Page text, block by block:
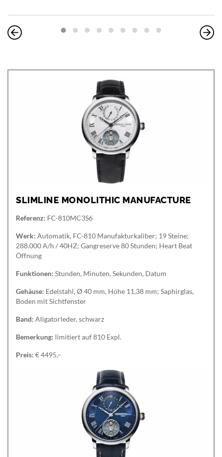
SLIMLINE MONOLITHIC MANUFACTURE
Referenz: FC-810MC3S6
Werk: Automatik, FC-810 Manufakturkaliber; 19 Steine;
288.000 A/h / 40HZ; Gangreserve 80 Stunden; Heart Beat
Öffnung
Funktionen: Stunden, Minuten, Sekunden, Datum
Gehäuse: Edelstahl, Ø 40 mm, Höhe 11,38 mm; Saphirglas,
Boden mit Sichtfenster
Band: Aligatorleder, schwarz
Bemerkung: limitiert auf 810 Expl.
Preis: € 4495,–